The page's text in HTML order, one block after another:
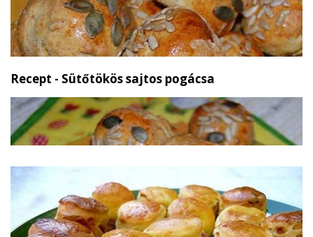
Recept - Sütőtökös sajtos pogácsa